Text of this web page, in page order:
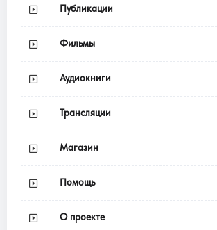
Публикации
Фильмы
Аудиокниги
Трансляции
Магазин
Помощь
О проекте